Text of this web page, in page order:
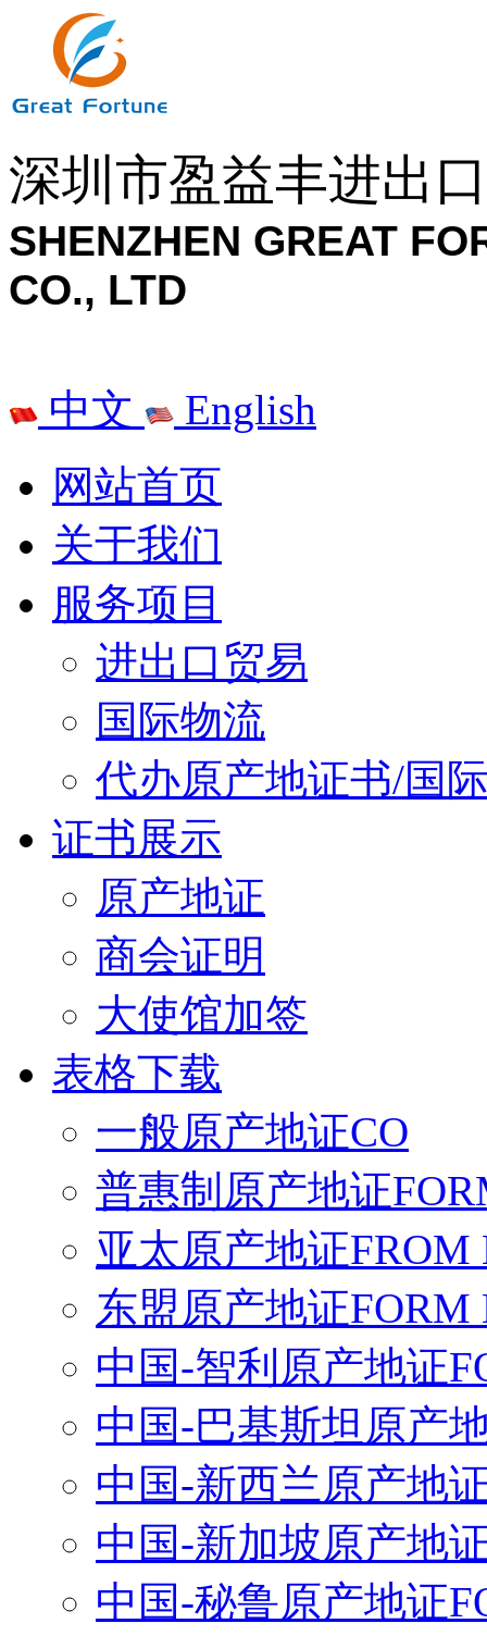
深圳市盈益丰进出
SHENZHEN GREAT
CO., LTD
中文
English
网站首页
关于我们
服务项目
进出口贸易
国际物流
代办原产地证书/国
证书展示
原产地证
商会证明
大使馆加签
表格下载
一般原产地证CO
普惠制原产地证
亚太原产地证FROM
东盟原产地证FORM
中国-智利原产地证
中国-巴基斯坦原产
中国-新西兰原产地
中国-新加坡原产地
中国-秘鲁原产地证